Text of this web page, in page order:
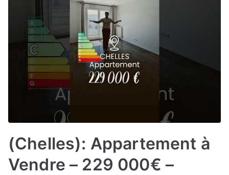
(Chelles): Appartement à
Vendre – 229 000€ –